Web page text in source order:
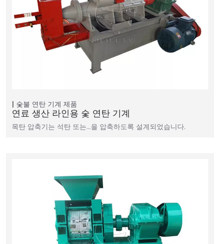
숯불 연탄 기계 제품
연료 생산 라인용 숯 연탄 기계
목탄 압축기는 석탄 또는…을 압축하도록 설계되었습니다.